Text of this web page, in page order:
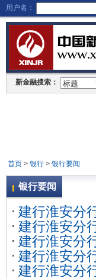
用户名：
新金融搜索：
首页> 银行> 银行要闻
银行要闻
建行淮安分
建行淮安分
建行淮安分
建行淮安分
建行淮安分